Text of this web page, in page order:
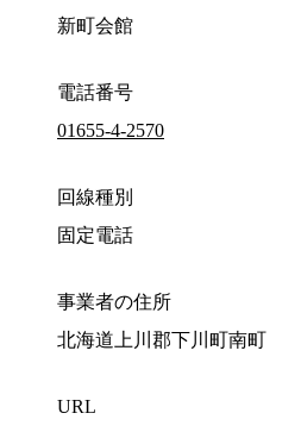
新町会館
電話番号
01655-4-2570
回線種別
固定電話
事業者の住所
北海道上川郡下川町南町
URL